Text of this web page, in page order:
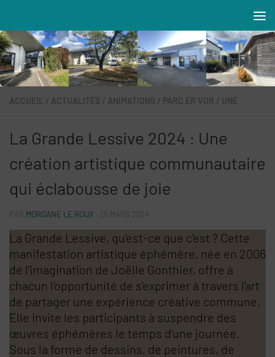
Résidences MAREVA
ACCUEIL / ACTUALITÉS / ANIMATIONS / PARC ER VOR / UNE
La Grande Lessive 2024 : Une
création artistique communautaire
qui éclabousse de joie
MORGANE LE ROUX 26 MARS 2024
La Grande Lessive, qu’est-ce que c’est ? Cette
manifestation artistique éphémère, née en 2006
de l’imagination de Joëlle Gonthier, offre à
chacun l’opportunité de s’exprimer à travers l’art
de partager une expérience créative commune.
Elle invite les participants à suspendre des
œuvres éphémères le temps d’une journée.
Sous la forme de dessins, de peintures, de